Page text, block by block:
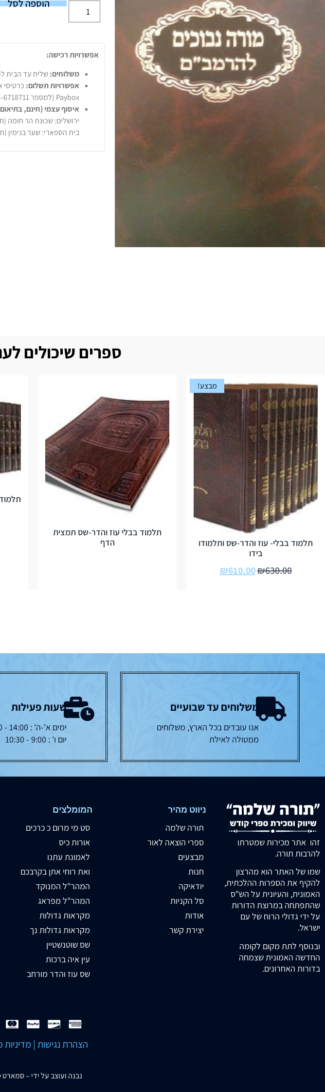
הוספה לסל
אפשרויות רכישה:
משלוחים:שליח עד הבית לכל רחבי הארץ
אפשרויות תשלום:
Paybox (למספר 054-6718711 בצירוף מספר הזמנה).
איסוף עצמי (חינם,
ירושלים: שכונת הר חומה
בית הספארי: שער בנימין
ספרים שיכולים
מבצע!
תלמוד בבלי- עוז והדר-שס ותלמודו
בידו
₪630.00
₪610.00
תלמוד בבלי עוז והדר-שס תמצית
הדף
משלוחים עד שבועיים
אנו עובדים בכל הארץ, משלוחים
ממטולה לאילת
שעות פעילות
ימים א'-ה' : 14:00 - 19:00
יום ו' : 9:00 - 10:30
זהו אתר מכירות שמטרתו
להרבות תורה.
שמו של האתר הוא מהרצון
להקיף את הספרות ההלכתית,
האמונית, והעיונית על הש"ס
שהתפתחה במרוצת הדורות
על ידי גדולי הרוח של עם
ישראל.
ובנוסף לתת מקום לקומה
החדשה האמונית שצמחה
בדורות האחרונים.
ניווט מהיר
תורה שלמה
ספרי הוצאה לאור
מבצעים
חנות
יודאיקה
סל הקניות
אודות
יצירת קשר
המומלצים
סט מי מרום כ כרכים
אורות כיס
לאמונת עתנו
ואת רוחי אתן בקרבכם
המהר"ל המנוקד
המהר"ל מפראג
מקראות גדולות
מקראות גדולות נך
שס שוטנשטיין
עין איה ברכות
שס עוז והדר מורחב
הצהרת נגישות | מדיניות
נבנה ועוצב על ידי –סמארט